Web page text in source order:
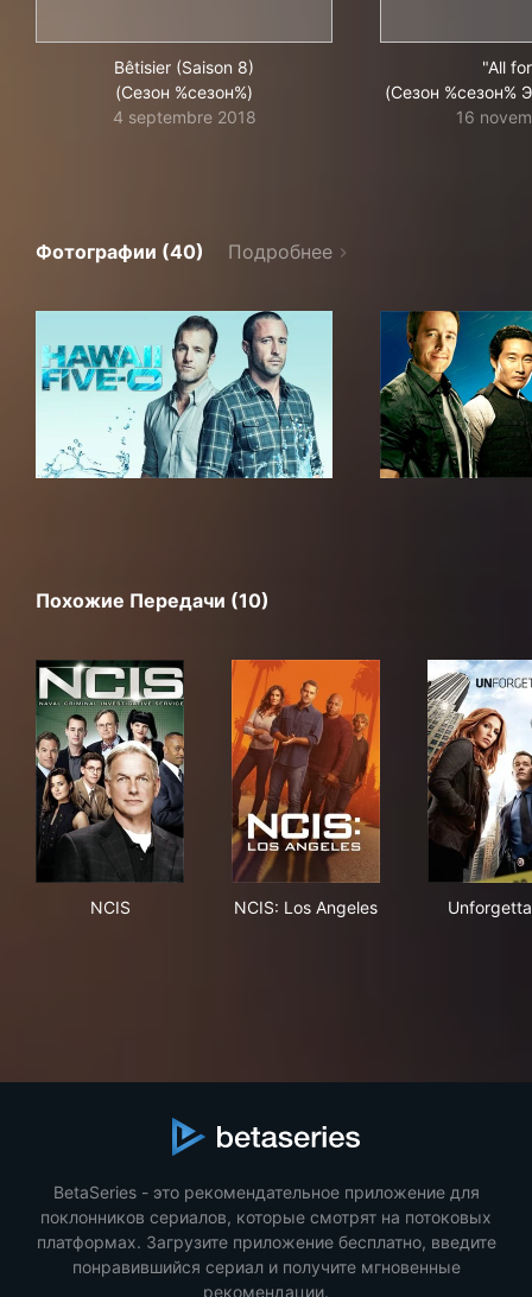
Bêtisier (Saison 8)
(Сезон %сезон%)
4 septembre 2018
"All
(Сезон %сезон%
16
Фотографии (40) Подробнее
Похожие Передачи (10)
NCIS NCIS: Los Angeles
BetaSeries - это рекомендательное приложение для
поклонников сериалов, которые смотрят на потоковых
платформах. Загрузите приложение бесплатно, введите
понравившийся сериал и получите мгновенные
рекомендации.